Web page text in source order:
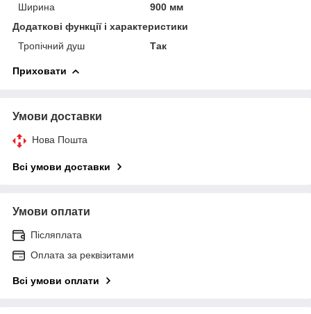
Ширина
900 мм
Додаткові функції і характеристики
Тропічний душ
Так
Приховати
Умови доставки
Нова Пошта
Всі умови доставки
Умови оплати
Післяплата
Оплата за реквізитами
Всі умови оплати